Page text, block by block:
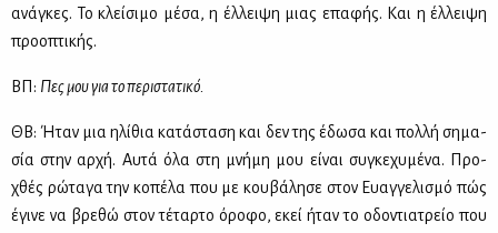
ανά­γκες. Το κλεί­σι­μο μέ­σα, η έλ­λει­ψη μιας επα­φής. Και η έλ­λει­ψη
προ­ο­πτι­κής.
ΒΠ: Πες μου για το πε­ρι­στα­τι­κό.
ΘΒ: Ήταν μια ηλί­θια κα­τά­στα­ση και δεν της έδω­σα και πολ­λή ση­μα­
σία στην αρ­χή. Αυ­τά όλα στη μνή­μη μου εί­ναι συ­γκε­χυ­μέ­να. Προ­
χθές ρώ­τα­γα την κο­πέ­λα που με κου­βά­λη­σε στον Ευαγ­γε­λι­σμό πώς
έγι­νε να βρε­θώ στον τέ­ταρ­το όρο­φο, εκεί ήταν το οδο­ντια­τρείο που